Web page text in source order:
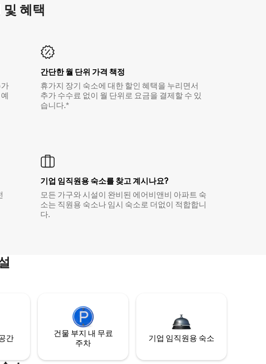
혜택
간단한 월 단위 가격 책정
휴가지 장기 숙소에 대한 할인 혜택을 누리면서
추가 수수료 없이 월 단위로 요금을 결제할 수 있
습니다.*
기업 임직원용 숙소를 찾고 계시나요?
모든 가구와 시설이 완비된 에어비앤비 아파트 숙
소는 직원용 숙소나 임시 숙소로 더없이 적합합니
다.
간
건물 부지 내 무료
주차
기업 임직원용 숙소